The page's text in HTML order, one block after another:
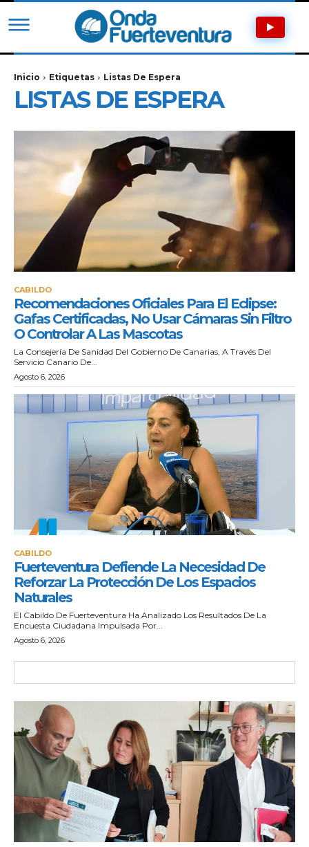
Inicio Etiquetas Listas De Espera
LISTAS DE ESPERA
CABILDO
Recomendaciones Oficiales Para El Eclipse:
Gafas Certificadas, No Usar Cámaras Sin Filtro
O Controlar A Las Mascotas
La Consejería De Sanidad Del Gobierno De Canarias, A Través Del
Servicio Canario De...
Agosto 6, 2026
CABILDO
Fuerteventura Defiende La Necesidad De
Reforzar La Protección De Los Espacios
Naturales
El Cabildo De Fuerteventura Ha Analizado Los Resultados De La
Encuesta Ciudadana Impulsada Por...
Agosto 6, 2026